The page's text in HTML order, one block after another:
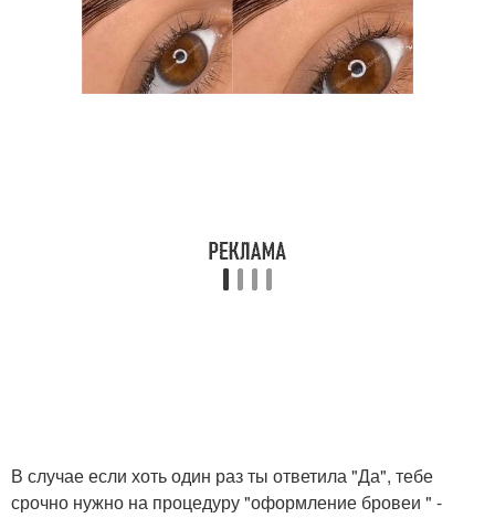
В случае если хоть один раз ты ответила "Да", тебе
срочно нужно на процедуру "оформление бровеи " -